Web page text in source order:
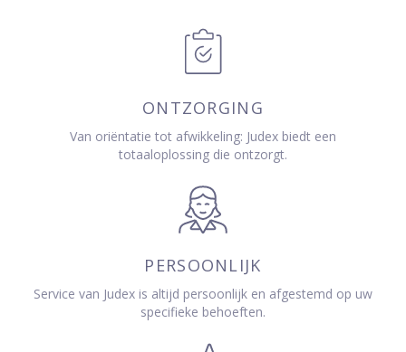
ONTZORGING
Van oriëntatie tot afwikkeling: Judex biedt een
totaaloplossing die ontzorgt.
PERSOONLIJK
Service van Judex is altijd persoonlijk en afgestemd op uw
specifieke behoeften.